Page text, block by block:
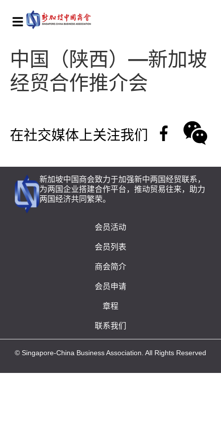
中国（陕西）—新加坡
经贸合作推介会
在社交媒体上关注我们
新加坡中国商会致力于加强新中两国经贸联系，
为两国企业搭建合作平台，推动贸易往来，助力
两国经济共同繁荣。
会员活动
会员列表
商会简介
会员申请
章程
联系我们
© Singapore-China Business Association. All Rights Reserved